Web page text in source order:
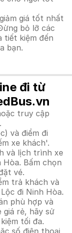
giá tốt nhất
bỏ lỡ các
tiết kiệm đến
bạn.
đi từ
truy cập
và điểm đi
xe khách'.
và lịch trình xe
Bấm chọn
vé.
trả khách và
đi Ninh Hòa.
phù hợp và
rẻ, hãy sử
tối đa.
số điện thoại